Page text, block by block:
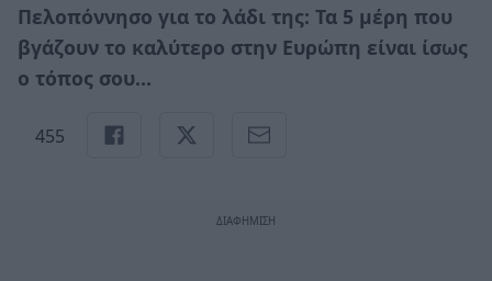
Πελοπόννησο για το λάδι της: Τα 5 μέρη που
βγάζουν το καλύτερο στην Ευρώπη είναι ίσως
ο τόπος σου…
455